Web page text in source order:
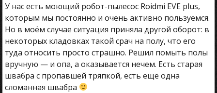
У нас есть моющий робот-пылесос Roidmi EVE plus,
которым мы постоянно и очень активно пользуемся.
Но в моём случае ситуация приняла другой оборот: в
некоторых кладовках такой срач на полу, что его
туда относить просто страшно. Решил помыть полы
вручную — и опа, а оказывается нечем. Есть старая
швабра с пропавшей тряпкой, есть ещё одна
сломанная швабра